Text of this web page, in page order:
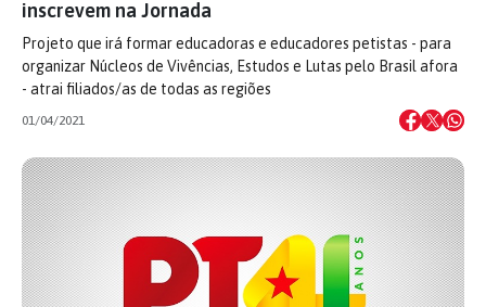
inscrevem na Jornada
Projeto que irá formar educadoras e educadores petistas - para
organizar Núcleos de Vivências, Estudos e Lutas pelo Brasil afora
- atrai filiados/as de todas as regiões
01/04/2021